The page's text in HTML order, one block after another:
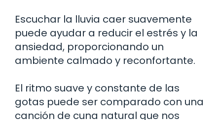
Escuchar la lluvia caer suavemente
puede ayudar a reducir el estrés y la
ansiedad, proporcionando un
ambiente calmado y reconfortante.
El ritmo suave y constante de las
gotas puede ser comparado con una
canción de cuna natural que nos